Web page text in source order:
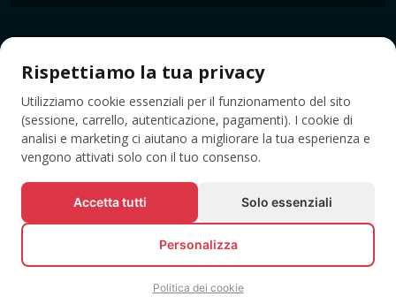
TAG
© Tutti i diritti riservati EVENTBOOK SRL.
Rispettiamo la tua privacy
Utilizziamo cookie essenziali per il funzionamento del sito
(sessione, carrello, autenticazione, pagamenti). I cookie di
analisi e marketing ci aiutano a migliorare la tua esperienza e
vengono attivati solo con il tuo consenso.
Accetta tutti Solo essenziali
Personalizza
Politica dei cookie